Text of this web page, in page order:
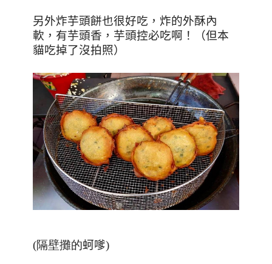
另外炸芋頭餅也很好吃，炸的外酥內
軟，有芋頭香，芋頭控必吃啊！（但本
貓吃掉了沒拍照）
(隔壁攤的蚵嗲)